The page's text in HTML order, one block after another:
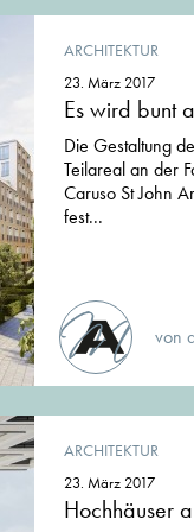
ARCHITEKTUR
23. März 2017
Es wird bunt
Die Gestaltung
Teilareal an der
Caruso St John
fest...
von
ARCHITEKTUR
23. März 2017
Hochhäuser